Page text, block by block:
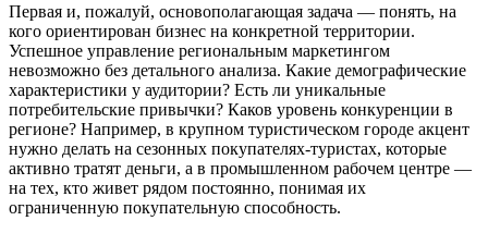
Первая и, пожалуй, основополагающая задача — понять, на
кого ориентирован бизнес на конкретной территории.
Успешное управление региональным маркетингом
невозможно без детального анализа. Какие демографические
характеристики у аудитории? Есть ли уникальные
потребительские привычки? Каков уровень конкуренции в
регионе? Например, в крупном туристическом городе акцент
нужно делать на сезонных покупателях-туристах, которые
активно тратят деньги, а в промышленном рабочем центре —
на тех, кто живет рядом постоянно, понимая их
ограниченную покупательную способность.